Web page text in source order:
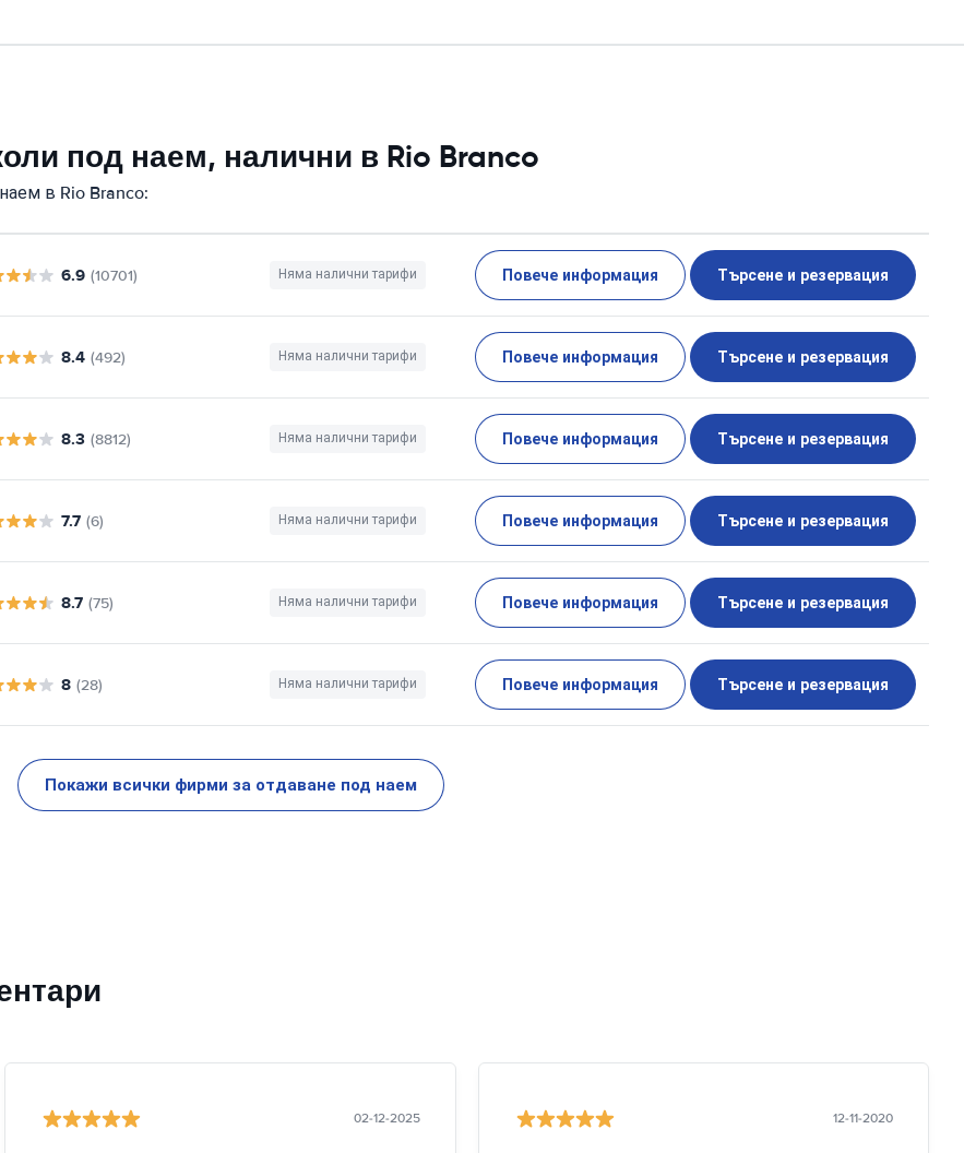
под наем, налични в Rio Branco
в Rio Branco:
6.9 (10701) Няма налични тарифи Повече информация Търсене и резервация
8.4 (492) Няма налични тарифи Повече информация Търсене и резервация
8.3 (8812) Няма налични тарифи Повече информация Търсене и резервация
7.7 (6) Няма налични тарифи Повече информация Търсене и резервация
8.7 (75) Няма налични тарифи Повече информация Търсене и резервация
8 (28) Няма налични тарифи Повече информация Търсене и резервация
Покажи всички фирми за отдаване под наем
02-12-2025 12-11-2020